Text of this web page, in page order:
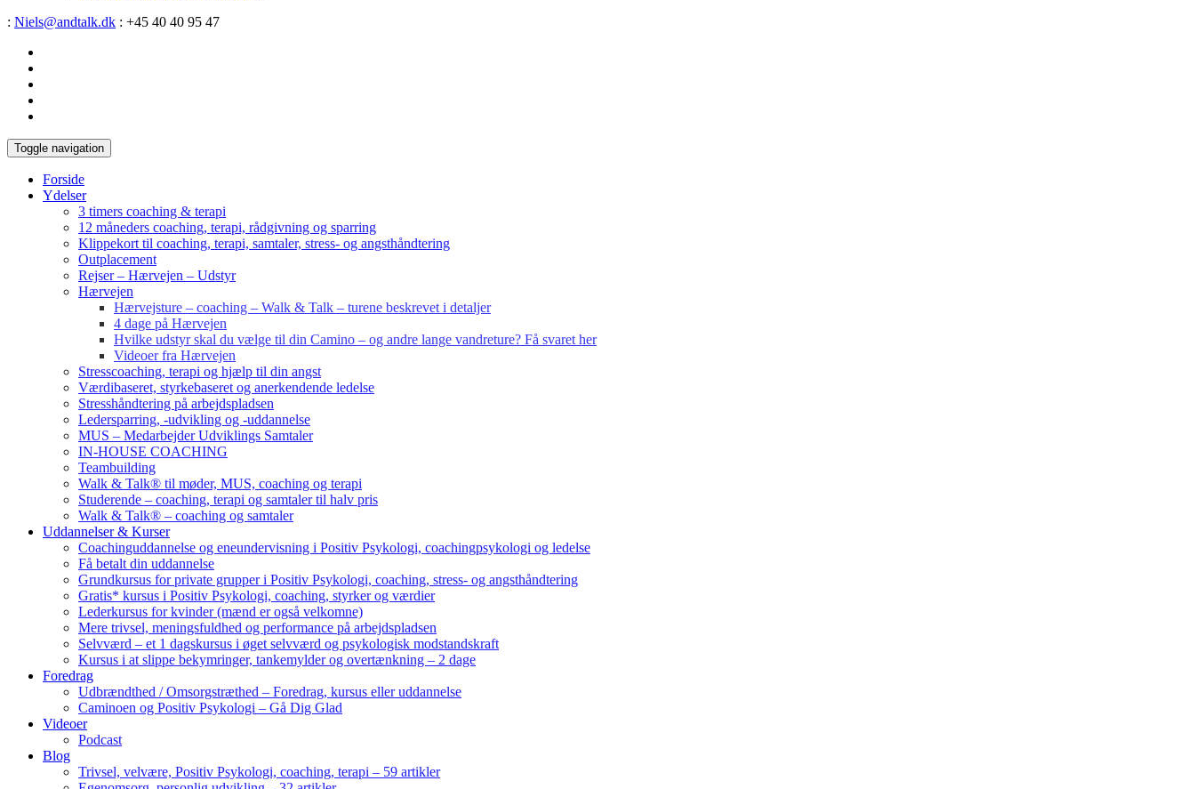
: Niels@andtalk.dk : +45 40 40 95 47
Toggle navigation
Forside
Ydelser
3 timers coaching & terapi
12 måneders coaching, terapi, rådgivning og sparring
Klippekort til coaching, terapi, samtaler, stress- og angsthåndtering
Outplacement
Rejser – Hærvejen – Udstyr
Hærvejen
Hærvejsture – coaching – Walk & Talk – turene beskrevet i detaljer
4 dage på Hærvejen
Hvilke udstyr skal du vælge til din Camino – og andre lange vandreture? Få svaret her
Videoer fra Hærvejen
Stresscoaching, terapi og hjælp til din angst
Værdibaseret, styrkebaseret og anerkendende ledelse
Stresshåndtering på arbejdspladsen
Ledersparring, -udvikling og -uddannelse
MUS – Medarbejder Udviklings Samtaler
IN-HOUSE COACHING
Teambuilding
Walk & Talk® til møder, MUS, coaching og terapi
Studerende – coaching, terapi og samtaler til halv pris
Walk & Talk® – coaching og samtaler
Uddannelser & Kurser
Coachinguddannelse og eneundervisning i Positiv Psykologi, coachingpsykologi og ledelse
Få betalt din uddannelse
Grundkursus for private grupper i Positiv Psykologi, coaching, stress- og angsthåndtering
Gratis* kursus i Positiv Psykologi, coaching, styrker og værdier
Lederkursus for kvinder (mænd er også velkomne)
Mere trivsel, meningsfuldhed og performance på arbejdspladsen
Selvværd – et 1 dagskursus i øget selvværd og psykologisk modstandskraft
Kursus i at slippe bekymringer, tankemylder og overtænkning – 2 dage
Foredrag
Udbrændthed / Omsorgstræthed – Foredrag, kursus eller uddannelse
Caminoen og Positiv Psykologi – Gå Dig Glad
Videoer
Podcast
Blog
Trivsel, velvære, Positiv Psykologi, coaching, terapi – 59 artikler